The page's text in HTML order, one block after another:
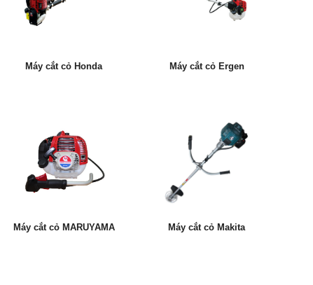
Máy cắt cỏ Honda Máy cắt cỏ Ergen
Máy cắt cỏ MARUYAMA Máy cắt cỏ Makita